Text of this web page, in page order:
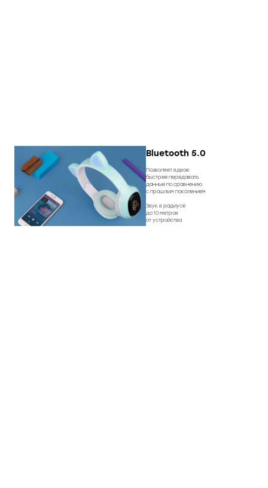
Bluetooth 5.0
Позволяет вдвое
быстрее передавать
данные по сравнению
с прошлым поколением
Звук в радиусе
до 10 метров
от устройства